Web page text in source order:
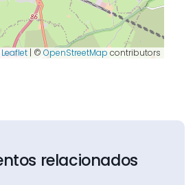
Leaflet | © OpenStreetMap contributors
relacionados